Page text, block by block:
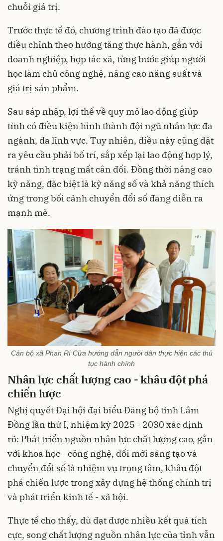
chuỗi giá trị.
Trước thực tế đó, chương trình đào tạo đã được
điều chỉnh theo hướng tăng thực hành, gắn với
doanh nghiệp, hợp tác xã, từng bước giúp người
học làm chủ công nghệ, nâng cao năng suất và
giá trị sản phẩm.
Sau sáp nhập, lợi thế về quy mô lao động giúp
tỉnh có điều kiện hình thành đội ngũ nhân lực đa
ngành, đa lĩnh vực. Tuy nhiên, điều này cũng đặt
ra yêu cầu phải bố trí, sắp xếp lại lao động hợp lý,
tránh tình trạng mất cân đối. Đồng thời nâng cao
kỹ năng, đặc biệt là kỹ năng số và khả năng thích
ứng trong bối cảnh chuyển đổi số đang diễn ra
mạnh mẽ.
Cán bộ xã Phan Rí Cửa hướng dẫn người dân thực hiện các thủ
tục hành chính
Nhân lực chất lượng cao - khâu đột phá
chiến lược
Nghị quyết Đại hội đại biểu Đảng bộ tỉnh Lâm
Đồng lần thứ I, nhiệm kỳ 2025 - 2030 xác định
rõ: Phát triển nguồn nhân lực chất lượng cao, gắn
với khoa học - công nghệ, đổi mới sáng tạo và
chuyển đổi số là nhiệm vụ trọng tâm, khâu đột
phá chiến lược trong xây dựng hệ thống chính trị
và phát triển kinh tế - xã hội.
Thực tế cho thấy, dù đạt được nhiều kết quả tích
cực, song chất lượng nguồn nhân lực của tỉnh vẫn